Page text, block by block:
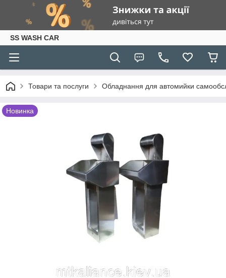
SS WASH CAR
Товари та послуги Обладнання для автомийки
Новинка